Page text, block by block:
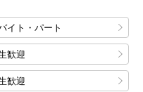
イト・パート
歓迎
歓迎